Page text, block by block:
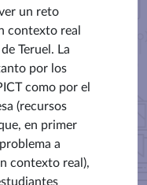
un reto
contexto real
Teruel. La
por los
como por el
(recursos
en primer
a
contexto real),